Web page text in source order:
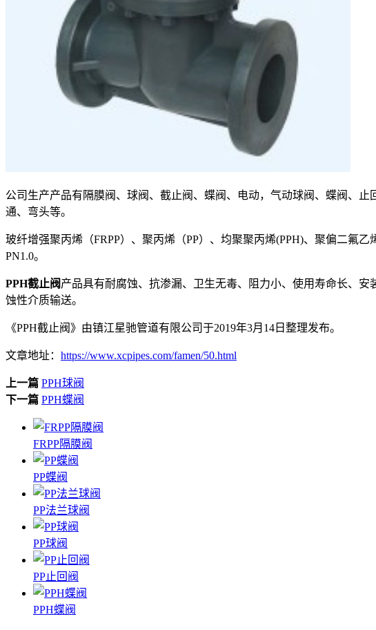
公司生产产品有隔膜阀、球阀、截止阀、蝶阀、电动，气动球阀、蝶阀、
通、弯头等。
玻纤增强聚丙烯（FRPP）、聚丙烯（PP）、均聚聚丙烯(PPH)、聚偏二氟
PN1.0。
PPH截止阀产品具有耐腐蚀、抗渗漏、卫生无毒、阻力小、使用寿命长、
蚀性介质输送。
《PPH截止阀》由镇江星驰管道有限公司于2019年3月14日整理发布。
文章地址： https://www.xcpipes.com/famen/50.html
上一篇 PPH球阀
下一篇 PPH蝶阀
FRPP隔膜阀
PP蝶阀
PP法兰球阀
PP球阀
PP止回阀
PPH蝶阀